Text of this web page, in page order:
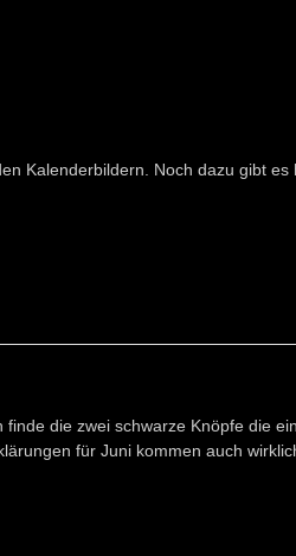
Kalenderbildern. Noch dazu gibt es
die zwei schwarze Knöpfe die
für Juni kommen auch